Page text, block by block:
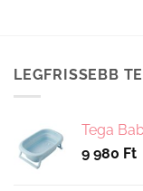
LEGFRISSEBB
Tega
9 980 Ft